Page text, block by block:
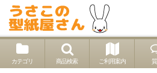
カテゴリ 商品検索 ご利用案内